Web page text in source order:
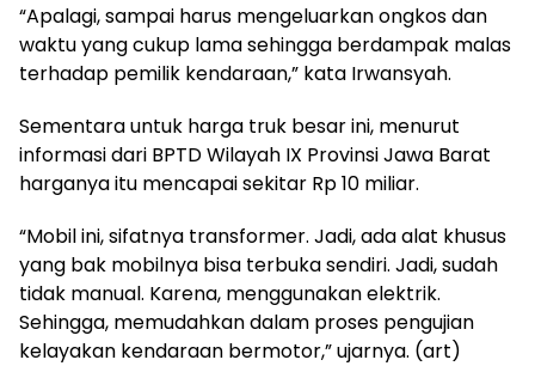
“Apalagi, sampai harus mengeluarkan ongkos dan
waktu yang cukup lama sehingga berdampak malas
terhadap pemilik kendaraan,” kata Irwansyah.
Sementara untuk harga truk besar ini, menurut
informasi dari BPTD Wilayah IX Provinsi Jawa Barat
harganya itu mencapai sekitar Rp 10 miliar.
“Mobil ini, sifatnya transformer. Jadi, ada alat khusus
yang bak mobilnya bisa terbuka sendiri. Jadi, sudah
tidak manual. Karena, menggunakan elektrik.
Sehingga, memudahkan dalam proses pengujian
kelayakan kendaraan bermotor,” ujarnya. (art)